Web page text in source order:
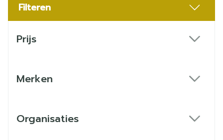
Filteren
Prijs
Merken
Organisaties